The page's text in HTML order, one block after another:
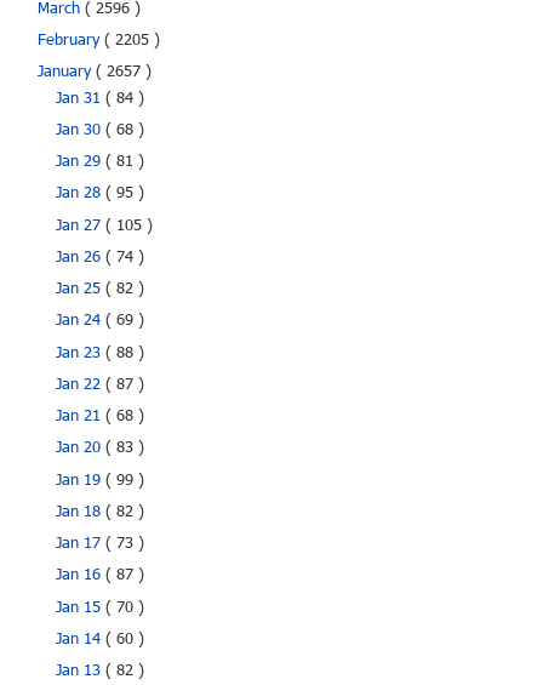
March ( 2596 )
February( 2205 )
January( 2657 )
Jan 31( 84 )
Jan 30( 68 )
Jan 29( 81 )
Jan 28( 95 )
Jan 27( 105 )
Jan 26( 74 )
Jan 25( 82 )
Jan 24( 69 )
Jan 23( 88 )
Jan 22( 87 )
Jan 21( 68 )
Jan 20( 83 )
Jan 19( 99 )
Jan 18( 82 )
Jan 17( 73 )
Jan 16( 87 )
Jan 15( 70 )
Jan 14( 60 )
Jan 13( 82 )